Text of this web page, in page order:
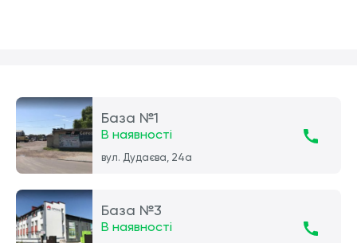
База №1
В наявності
вул. Дудаєва, 24а
База №3
В наявності